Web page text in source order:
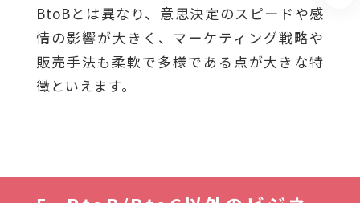
BtoBとは異なり、意思決定のスピードや感
情の影響が大きく、マーケティング戦略や
販売手法も柔軟で多様である点が大きな特
徴といえます。